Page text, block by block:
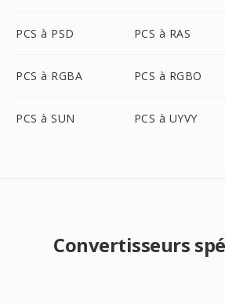
PCS à PSD PCS à RAS
PCS à RGBA PCS à RGBO
PCS à SUN PCS à UYVY
Convertisseurs